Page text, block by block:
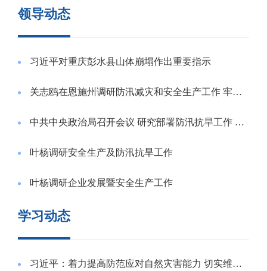
领导动态
习近平对重庆彭水县山体崩塌作出重要指示
关志鸥在恩施州调研防汛减灾和安全生产工作 牢固树立人民至上生命至上理念 确保防汛减灾和安全生产各项工作落实到位
中共中央政治局召开会议 研究部署防汛抗旱工作 习近平主持会议
叶杨调研安全生产及防汛抗旱工作
叶杨调研企业发展暨安全生产工作
学习动态
习近平：着力提高防范应对自然灾害能力 切实维护人民群众生命财产安全